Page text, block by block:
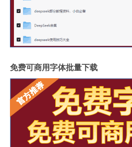
免费可商用字体批量下载